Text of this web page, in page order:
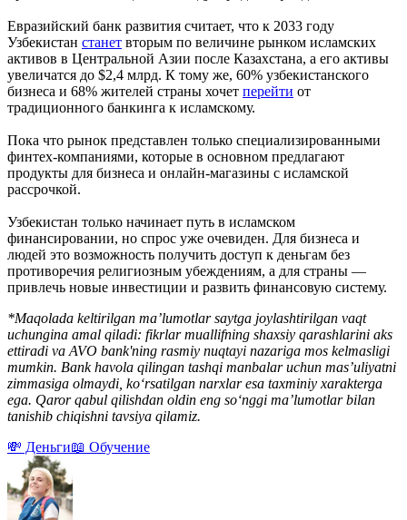
Евразийский банк развития считает, что к 2033 году
Узбекистан станет вторым по величине рынком исламских
активов в Центральной Азии после Казахстана, а его активы
увеличатся до $2,4 млрд. К тому же, 60% узбекистанского
бизнеса и 68% жителей страны хочет перейти от
традиционного банкинга к исламскому.
Пока что рынок представлен только специализированными
финтех-компаниями, которые в основном предлагают
продукты для бизнеса и онлайн-магазины с исламской
рассрочкой.
Узбекистан только начинает путь в исламском
финансировании, но спрос уже очевиден. Для бизнеса и
людей это возможность получить доступ к деньгам без
противоречия религиозным убеждениям, а для страны —
привлечь новые инвестиции и развить финансовую систему.
*Maqolada keltirilgan ma’lumotlar saytga joylashtirilgan vaqt
uchungina amal qiladi: fikrlar muallifning shaxsiy qarashlarini aks
ettiradi va AVO bank'ning rasmiy nuqtayi nazariga mos kelmasligi
mumkin. Bank havola qilingan tashqi manbalar uchun mas’uliyatni
zimmasiga olmaydi, ko‘rsatilgan narxlar esa taxminiy xarakterga
ega. Qaror qabul qilishdan oldin eng so‘nggi ma’lumotlar bilan
tanishib chiqishni tavsiya qilamiz.
💸 Деньги📖 Обучение